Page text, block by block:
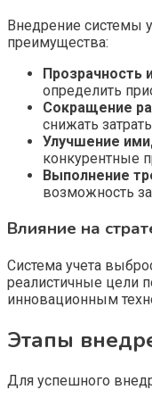
Внедрение системы
преимущества:
Прозрачность
определить
Сокращение
снижать
Улучшение
конкурентные
Выполнение
возможность
Влияние на
Cистема учета
реалистичные цели
инновационным
Этапы
Для успешного